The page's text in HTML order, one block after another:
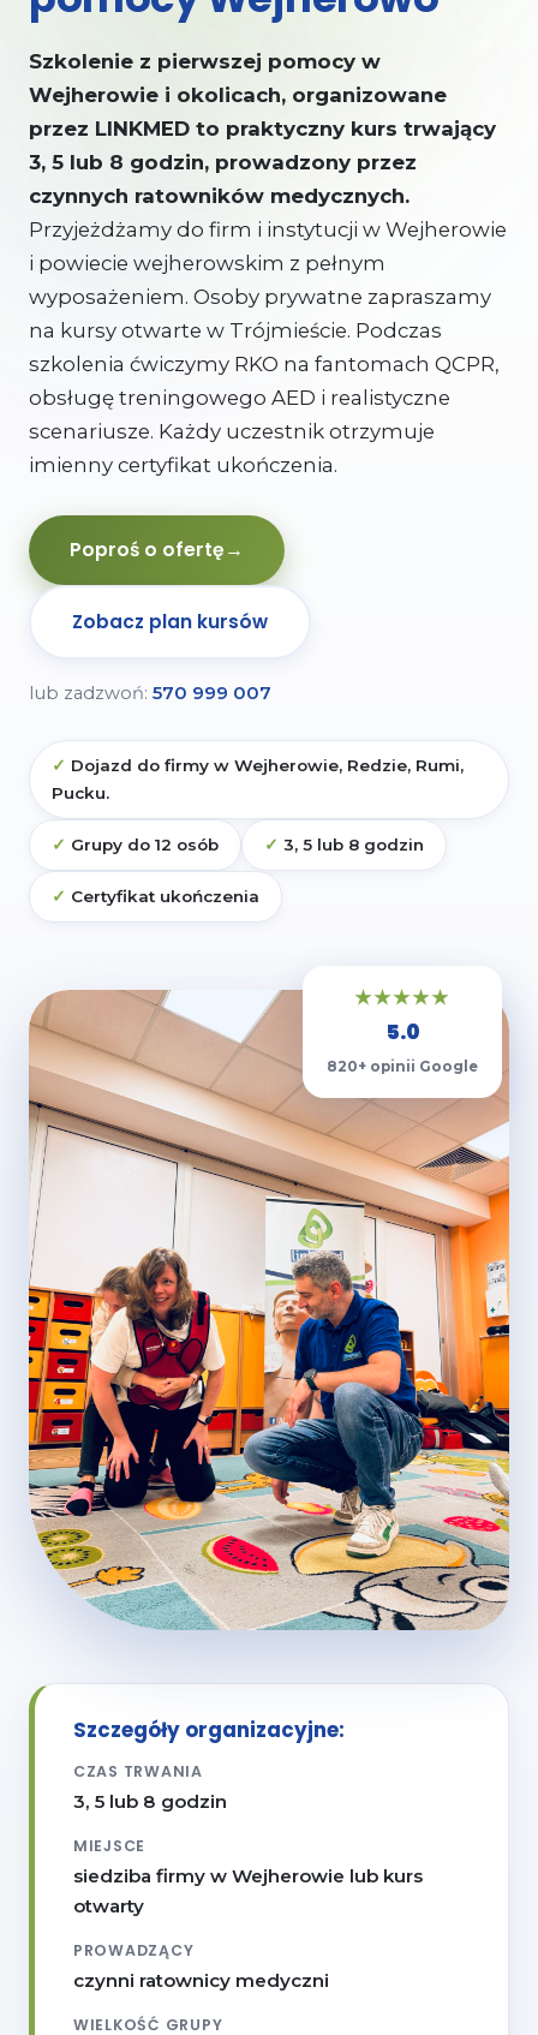
Kursy KPP
Szkolenie z pierwszej pomocy w
Wejherowie i okolicach, organizowane
przez LINKMED to praktyczny kurs trwający
3, 5 lub 8 godzin, prowadzony przez
czynnych ratowników medycznych.
Przyjeżdżamy do firm i instytucji w Wejherowie
i powiecie wejherowskim z pełnym
wyposażeniem. Osoby prywatne zapraszamy
na kursy otwarte w Trójmieście. Podczas
szkolenia ćwiczymy RKO na fantomach QCPR,
obsługę treningowego AED i realistyczne
scenariusze. Każdy uczestnik otrzymuje
imienny certyfikat ukończenia.
Poproś o ofertę→
Zobacz plan kursów
lub zadzwoń: 570 999 007
Dojazd do firmy w Wejherowie, Redzie, Rumi,
Pucku.
Grupy do 12 osób 3, 5 lub 8 godzin
Certyfikat ukończenia
★★★★★
5.0
820+ opinii Google
Szczegóły organizacyjne:
CZAS TRWANIA
3, 5 lub 8 godzin
MIEJSCE
siedziba firmy w Wejherowie lub kurs
otwarty
PROWADZĄCY
czynni ratownicy medyczni
WIELKOŚĆ GRUPY